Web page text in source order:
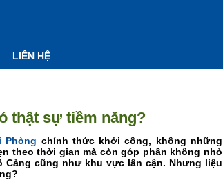
LIÊN HỆ
thật sự tiềm năng?
Phòng chính thức khởi công, không những
theo thời gian mà còn góp phần không nhỏ
cũng như khu vực lân cận. Nhưng liệu